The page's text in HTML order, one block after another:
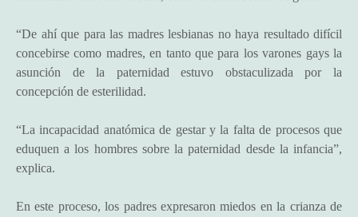
“De ahí que para las madres lesbianas no haya resultado difícil
concebirse como madres, en tanto que para los varones gays la
asunción de la paternidad estuvo obstaculizada por la
concepción de esterilidad.
“La incapacidad anatómica de gestar y la falta de procesos que
eduquen a los hombres sobre la paternidad desde la infancia”,
explica.
En este proceso, los padres expresaron miedos en la crianza de